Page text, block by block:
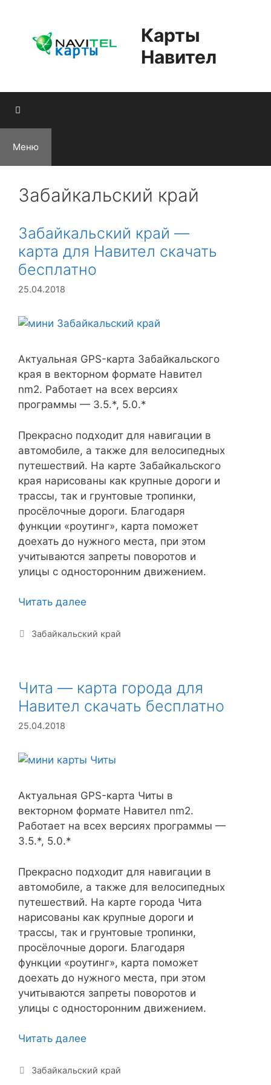
содержимому
Карты
Навител
Меню
Забайкальский край
Забайкальский край —
карта для Навител скачать
бесплатно
25.04.2018
Актуальная GPS-карта Забайкальского
края в векторном формате Навител
nm2. Работает на всех версиях
программы — 3.5.*, 5.0.*
Прекрасно подходит для навигации в
автомобиле, а также для велосипедных
путешествий. На карте Забайкальского
края нарисованы как крупные дороги и
трассы, так и грунтовые тропинки,
просёлочные дороги. Благодаря
функции «роутинг», карта поможет
доехать до нужного места, при этом
учитываются запреты поворотов и
улицы с односторонним движением.
Читать далее
—
скачать
бесплатно
Рубрики
Забайкальский край
Чита — карта города для
Навител скачать бесплатно
25.04.2018
Актуальная GPS-карта Читы в
векторном формате Навител nm2.
Работает на всех версиях программы —
3.5.*, 5.0.*
Прекрасно подходит для навигации в
автомобиле, а также для велосипедных
путешествий. На карте города Чита
нарисованы как крупные дороги и
трассы, так и грунтовые тропинки,
просёлочные дороги. Благодаря
функции «роутинг», карта поможет
доехать до нужного места, при этом
учитываются запреты поворотов и
улицы с односторонним движением.
Читать далее
карта
Рубрики
Забайкальский край